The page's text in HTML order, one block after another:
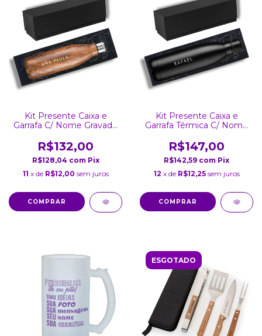
Kit Presente Caixa e
Garrafa C/ Nome Gravado
R$132,00
R$128,04 com Pix
11 x de R$12,00 sem juros
Kit Presente Caixa e
Garrafa Térmica C/ Nome
Ml
R$147,00
R$142,59 com Pix
12 x de R$12,25 sem juros
ESGOTADO